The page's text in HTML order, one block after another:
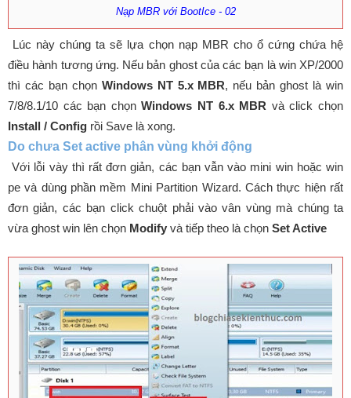
Nạp MBR với BootIce - 02
Lúc này chúng ta sẽ lựa chọn nạp MBR cho ổ cứng chứa hệ
điều hành tương ứng. Nếu bản ghost của các bạn là win XP/2000
thì các bạn chọn Windows NT 5.x MBR, nếu bản ghost là win
7/8/8.1/10 các bạn chọnWindows NT 6.x MBR và click chọn
Install / Config rồi Save là xong.
Do chưa Set active phân vùng khởi động
Với lỗi vày thì rất đơn giản, các bạn vẫn vào mini win hoặc win
pe và dùng phần mềm Mini Partition Wizard. Cách thực hiện rất
đơn giản, các bạn click chuột phải vào vân vùng mà chúng ta
vừa ghost win lên chọn Modify và tiếp theo là chọn Set Active